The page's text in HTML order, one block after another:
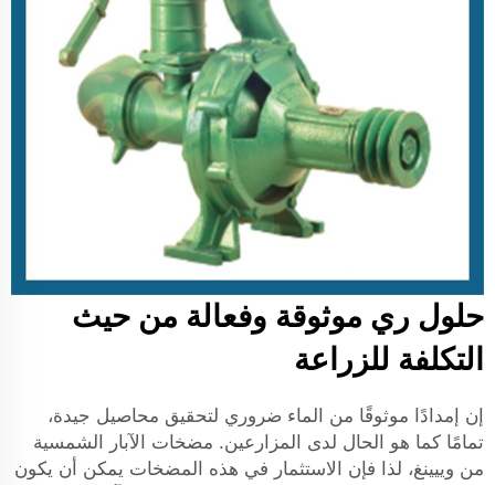
حلول ري موثوقة وفعالة من حيث
التكلفة للزراعة
إن إمدادًا موثوقًا من الماء ضروري لتحقيق محاصيل جيدة،
تمامًا كما هو الحال لدى المزارعين. مضخات الآبار الشمسية
من وييينغ، لذا فإن الاستثمار في هذه المضخات يمكن أن يكون